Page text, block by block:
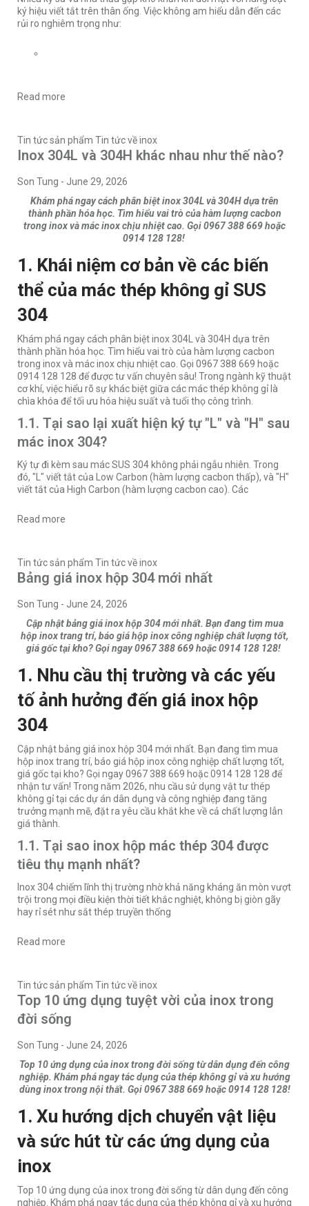
ký hiệu viết tắt trên thân ống. Việc không am hiểu dẫn đến các
rủi ro nghiêm trọng như:
Read more
Tin tức sản phẩm Tin tức về inox
Inox 304L và 304H khác nhau như thế nào?
Son Tung - June 29, 2026
Khám phá ngay cách phân biệt inox 304L và 304H dựa trên
thành phần hóa học. Tìm hiểu vai trò của hàm lượng cacbon
trong inox và mác inox chịu nhiệt cao. Gọi 0967 388 669 hoặc
0914 128 128!
1. Khái niệm cơ bản về các biến
thể của mác thép không gỉ SUS
304
Khám phá ngay cách phân biệt inox 304L và 304H dựa trên
thành phần hóa học. Tìm hiểu vai trò của hàm lượng cacbon
trong inox và mác inox chịu nhiệt cao. Gọi 0967 388 669 hoặc
0914 128 128 để được tư vấn chuyên sâu! Trong ngành kỹ thuật
cơ khí, việc hiểu rõ sự khác biệt giữa các mác thép không gỉ là
chìa khóa để tối ưu hóa hiệu suất và tuổi thọ công trình.
1.1. Tại sao lại xuất hiện ký tự "L" và "H" sau
mác inox 304?
Ký tự đi kèm sau mác SUS 304 không phải ngẫu nhiên. Trong
đó, "L" viết tắt của Low Carbon (hàm lượng cacbon thấp), và "H"
viết tắt của High Carbon (hàm lượng cacbon cao). Các
Read more
Tin tức sản phẩm Tin tức về inox
Bảng giá inox hộp 304 mới nhất
Son Tung - June 24, 2026
Cập nhật bảng giá inox hộp 304 mới nhất. Bạn đang tìm mua
hộp inox trang trí, báo giá hộp inox công nghiệp chất lượng tốt,
giá gốc tại kho? Gọi ngay 0967 388 669 hoặc 0914 128 128!
1. Nhu cầu thị trường và các yếu
tố ảnh hưởng đến giá inox hộp
304
Cập nhật bảng giá inox hộp 304 mới nhất. Bạn đang tìm mua
hộp inox trang trí, báo giá hộp inox công nghiệp chất lượng tốt,
giá gốc tại kho? Gọi ngay 0967 388 669 hoặc 0914 128 128 để
nhận tư vấn! Trong năm 2026, nhu cầu sử dụng vật tư thép
không gỉ tại các dự án dân dụng và công nghiệp đang tăng
trưởng mạnh mẽ, đặt ra yêu cầu khắt khe về cả chất lượng lẫn
giá thành.
1.1. Tại sao inox hộp mác thép 304 được
tiêu thụ mạnh nhất?
Inox 304 chiếm lĩnh thị trường nhờ khả năng kháng ăn mòn vượt
trội trong mọi điều kiện thời tiết khắc nghiệt, không bị giòn gãy
hay rỉ sét như sắt thép truyền thống
Read more
Tin tức sản phẩm Tin tức về inox
Top 10 ứng dụng tuyệt vời của inox trong
đời sống
Son Tung - June 24, 2026
Top 10 ứng dụng của inox trong đời sống từ dân dụng đến công
nghiệp. Khám phá ngay tác dụng của thép không gỉ và xu hướng
dùng inox trong nội thất. Gọi 0967 388 669 hoặc 0914 128 128!
1. Xu hướng dịch chuyển vật liệu
và sức hút từ các ứng dụng của
inox
Top 10 ứng dụng của inox trong đời sống từ dân dụng đến công
nghiệp. Khám phá ngay tác dụng của thép không gỉ và xu hướng